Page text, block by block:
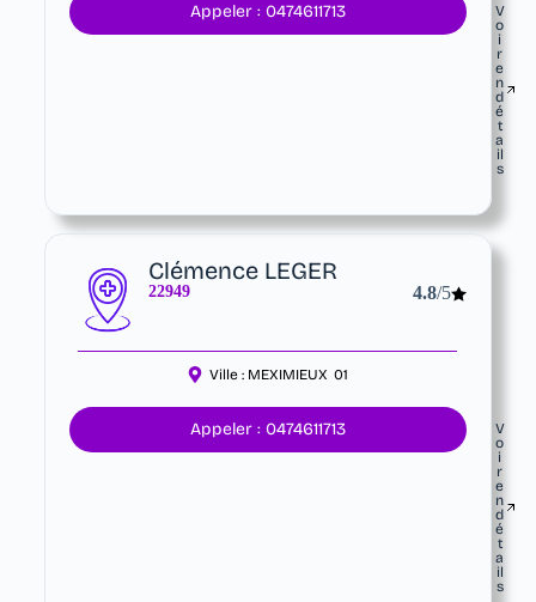
Appeler : 0474611713
V
o
i
r
e
n
d
é
t
a
il
s
Clémence LEGER
22949 4.8/5
Ville : MEXIMIEUX 01
Appeler : 0474611713
V
o
i
r
e
n
d
é
t
a
il
s